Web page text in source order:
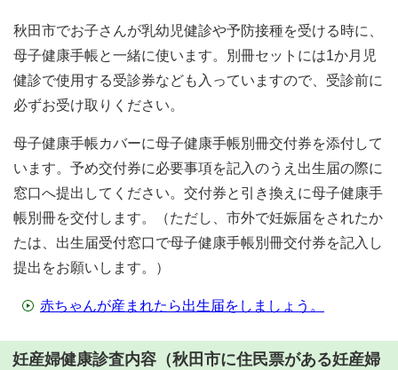
秋田市でお子さんが乳幼児健診や予防接種を受ける時に、
母子健康手帳と一緒に使います。別冊セットには1か月児
健診で使用する受診券なども入っていますので、受診前に
必ずお受け取りください。
母子健康手帳カバーに母子健康手帳別冊交付券を添付して
います。予め交付券に必要事項を記入のうえ出生届の際に
窓口へ提出してください。交付券と引き換えに母子健康手
帳別冊を交付します。（ただし、市外で妊娠届をされたか
たは、出生届受付窓口で母子健康手帳別冊交付券を記入し
提出をお願いします。）
赤ちゃんが産まれたら出生届をしましょう。
妊産婦健康診査内容（秋田市に住民票がある妊産婦